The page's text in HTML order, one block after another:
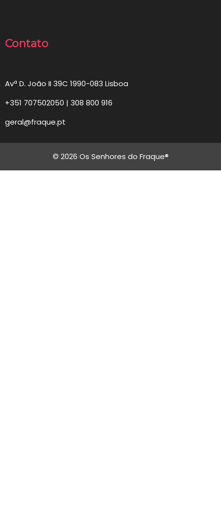
Contato
Avª D. João II 39C 1990-083 Lisboa
+351 707502050 | 308 800 916
geral@fraque.pt
© 2026 Os Senhores do Fraque®